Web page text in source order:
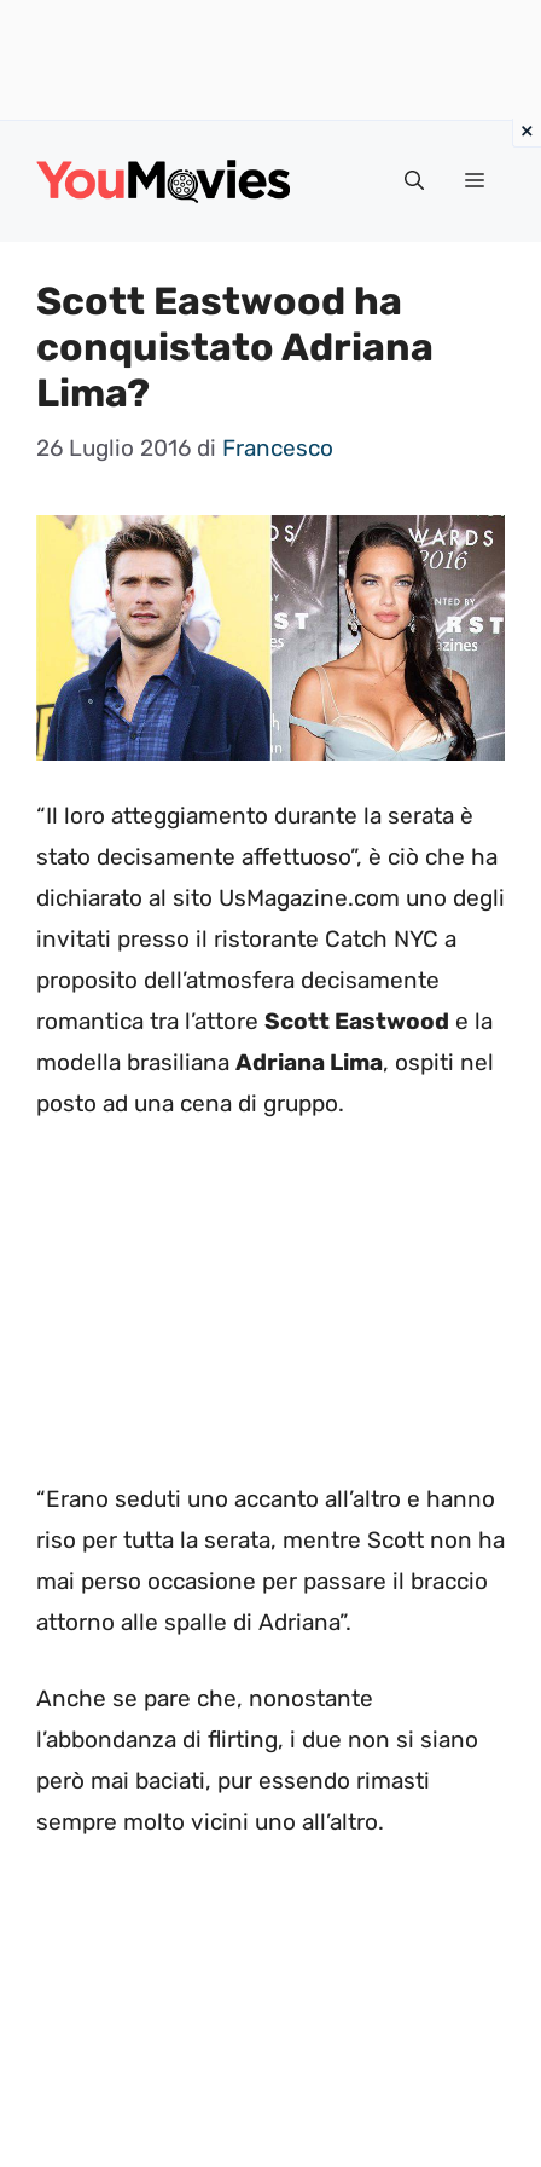
Menu
Scott Eastwood ha
conquistato Adriana
Lima?
26 Luglio 2016 di Francesco
“Il loro atteggiamento durante la serata è
stato decisamente affettuoso”, è ciò che ha
dichiarato al sito UsMagazine.com uno degli
invitati presso il ristorante Catch NYC a
proposito dell’atmosfera decisamente
romantica tra l’attore Scott Eastwood e la
modella brasiliana Adriana Lima, ospiti nel
posto ad una cena di gruppo.
“Erano seduti uno accanto all’altro e hanno
riso per tutta la serata, mentre Scott non ha
mai perso occasione per passare il braccio
attorno alle spalle di Adriana”.
Anche se pare che, nonostante
l’abbondanza di flirting, i due non si siano
però mai baciati, pur essendo rimasti
sempre molto vicini uno all’altro.